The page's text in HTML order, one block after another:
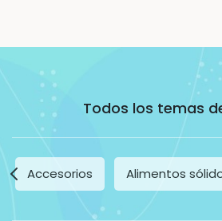
Todos los temas
Accesorios Alimentos